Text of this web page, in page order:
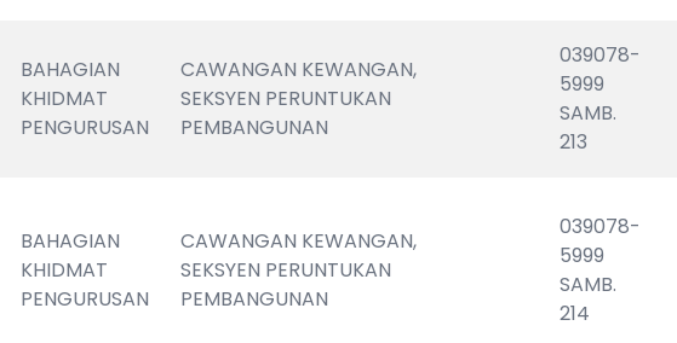
BAHAGIAN
KHIDMAT
PENGURUSAN
CAWANGAN KEWANGAN,
SEKSYEN PERUNTUKAN
PEMBANGUNAN
039078-
5999
SAMB.
213
BAHAGIAN
KHIDMAT
PENGURUSAN
CAWANGAN KEWANGAN,
SEKSYEN PERUNTUKAN
PEMBANGUNAN
039078-
5999
SAMB.
214